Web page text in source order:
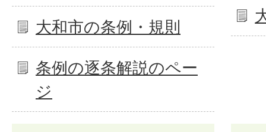
大和市の条例・規則
条例の逐条解説のペー
ジ